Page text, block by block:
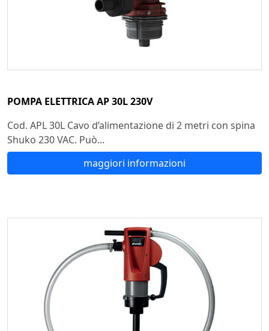
POMPA ELETTRICA AP 30L 230V
Cod. APL 30L Cavo d’alimentazione di 2 metri con spina
Shuko 230 VAC. Può...
maggiori informazioni